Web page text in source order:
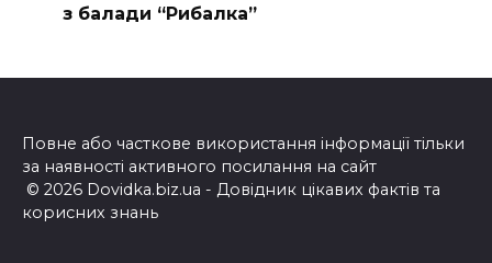
з балади “Рибалка”
Повне або часткове використання інформації тільки
за наявності активного посилання на сайт
© 2026 Dovidka.biz.ua - Довідник цікавих фактів та
корисних знань